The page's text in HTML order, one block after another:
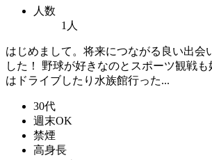
人数
1人
はじめまして。将来につながる良い出会
した！ 野球が好きなのとスポーツ観戦
はドライブしたり水族館行った...
30代
週末OK
禁煙
高身長